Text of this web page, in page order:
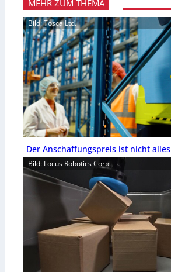
MEHR ZUM THEMA
Bild: Tosca Ltd.
Der Anschaffungspreis ist nicht alles
Bild: Locus Robotics Corp.